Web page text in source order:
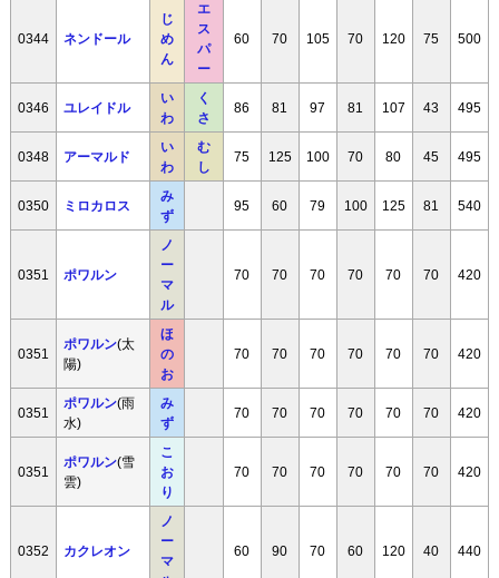
0344 ネンドール
じ
め
ん
エ
ス
パ
ー
60 70 105 70 120 75 500
0346 ユレイドル
い
わ
く
さ
86 81 97 81 107 43 495
0348 アーマルド
い
わ
む
し
75 125 100 70 80 45 495
0350 ミロカロス
み
ず
95 60 79 100 125 81 540
0351 ポワルン
ノ
ー
マ
ル
70 70 70 70 70 70 420
0351
ポワルン(太
陽)
ほ
の
お
70 70 70 70 70 70 420
0351
ポワルン(雨
水)
み
ず
70 70 70 70 70 70 420
0351
ポワルン(雪
雲)
こ
お
り
70 70 70 70 70 70 420
0352 カクレオン
ノ
ー
マ
60 90 70 60 120 40 440